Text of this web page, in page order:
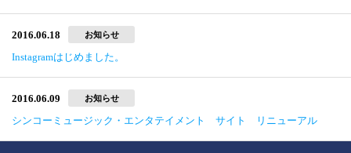
2016.06.18 お知らせ
Instagramはじめました。
2016.06.09 お知らせ
シンコーミュージック・エンタテイメント サイト リニューアル